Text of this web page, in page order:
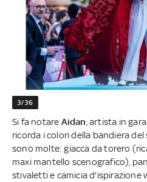
3/36
Si fa notare Aidan , artista in
ricorda i colori della bandiera del
sono molte: giacca da torero
maxi mantello scenografico),
stivaletti e camicia d'ispirazione